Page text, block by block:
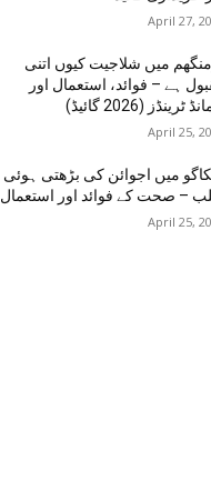
April 27,
میں شلاجیت کیوں اتنی
ہے – فوائد، استعمال اور
ٹرینڈز (2026 گائیڈ)
April 25,
میں اجوائن کی بڑھتی ہوئی
– صحت کے فوائد اور استعمال
April 25,